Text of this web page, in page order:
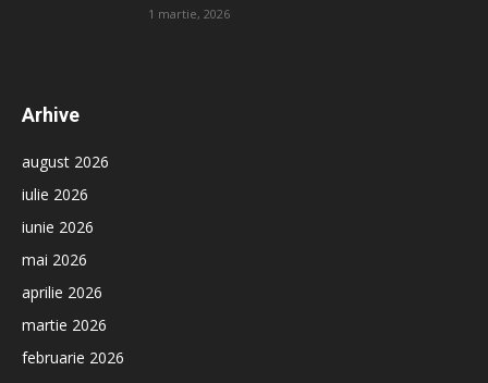
1 martie, 2026
Arhive
august 2026
iulie 2026
iunie 2026
mai 2026
aprilie 2026
martie 2026
februarie 2026